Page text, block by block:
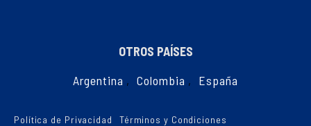
OTROS PAÍSES
Argentina , Colombia , España
Política de Privacidad Términos y Condiciones